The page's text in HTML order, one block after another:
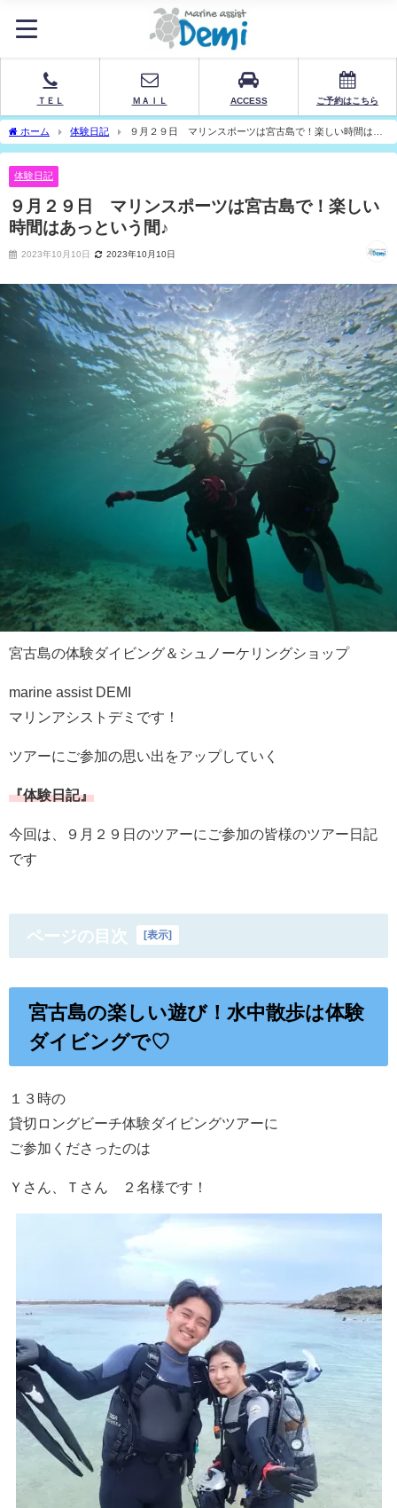
ＴＥＬ ＭＡＩＬ ACCESS ご予約はこちら
ホーム 体験日記
９月２９日 マリンスポーツは宮古島で！楽しい時間はあ
っという間♪
体験日記
９月２９日 マリンスポーツは宮古島で！楽しい
時間はあっという間♪
2023年10月10日 2023年10月10日
宮古島の体験ダイビング＆シュノーケリングショップ
marine assist DEMI
マリンアシストデミです！
ツアーにご参加の思い出をアップしていく
『体験日記』
今回は、９月２９日のツアーにご参加の皆様のツアー日記
です
ページの目次 [表示]
宮古島の楽しい遊び！水中散歩は体験
ダイビングで♡
１３時の
貸切ロングビーチ体験ダイビングツアーに
ご参加くださったのは
Ｙさん、Ｔさん ２名様です！